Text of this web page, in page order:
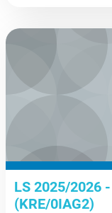
aa
LS 2025/2026
(KRE/0IAG2)